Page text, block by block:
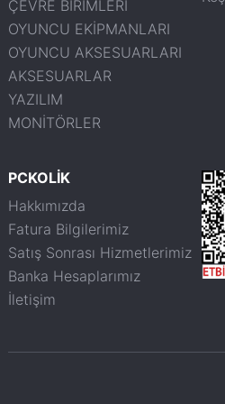
ÇEVRE BİRİMLERİ
OYUNCU EKİPMANLARI
OYUNCU AKSESUARLARI
AKSESUARLAR
YAZILIM
MONİTÖRLER
PCKOLİK
Hakkımızda
Fatura Bilgilerimiz
Satış Sonrası Hizmetlerimiz
Banka Hesaplarımız
İletişim